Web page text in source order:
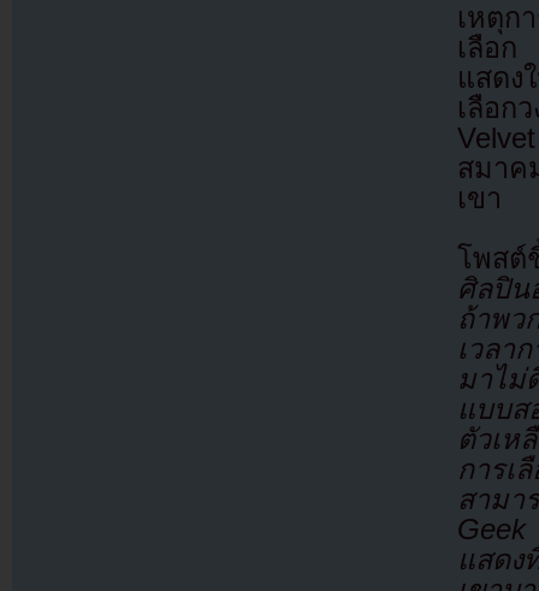
เหตุก
เลือก
แสดง
เลือก
สมาค
เขา
โพสต์
ศิลปิน
ถ้าพว
เวลา
มาไ
แบบส
ตัวเห
การเ
สามา
แสดง